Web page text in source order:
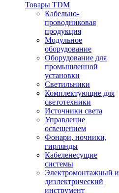
Товары TDM
Кабельно-
проводниковая
продукция
Модульное
оборудование
Оборудование для
промышленной
установки
Светильники
Комплектующие для
светотехники
Источники света
Управление
освещением
Фонари, ночники,
гирлянды
Кабеленесущие
системы
Электромонтажный и
диэлектрический
инструмент